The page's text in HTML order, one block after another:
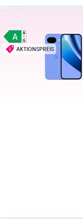
AKTIONSPREIS